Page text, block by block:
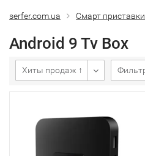
serfer.com.ua Смарт приставки
Android 9 Tv Box
Хиты продаж ↑